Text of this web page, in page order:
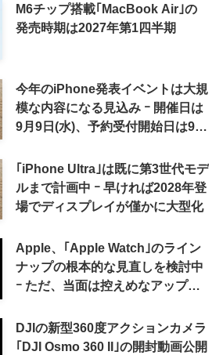
M6チップ搭載｢MacBook Air｣の
発売時期は2027年第1四半期
今年のiPhone発表イベントは大規
模な内容になる見込み ｰ 開催日は
9月9日(水)、予約受付開始日は9月
｢iPhone Ultra｣は既に第3世代モデ
ルまで計画中 ｰ 早ければ2028年登
場でディスプレイが僅かに大型化
Apple、｢Apple Watch｣のライン
ナップの根本的な見直しを検討中
ｰ ただ、当面は控えめなアップグ
DJIの新型360度アクションカメラ
｢DJI Osmo 360 II｣の開封動画公開